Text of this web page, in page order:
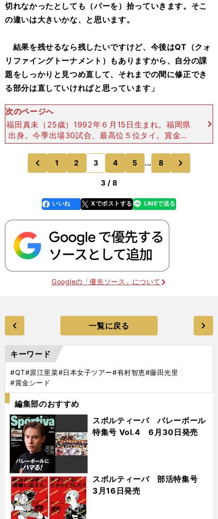
切れなかったとしても（パーを）拾っていきます。そこ
の違いは大きいかな、と思います。
結果を残せるなら残したいですけど、今後はQT（クォ
リファイングトーナメント）もありますから、自分の課
題をしっかりと見つめ直して、それまでの間に修正でき
る部分は直していければと思っています」
次のページへ
福田真未（25歳）1992年６月15日生まれ。福岡県
出身。今季出場30試合、最高位５位タイ。賞金ラ
ンキング56位（獲得賞金1723万7466円）。「前半
戦はショットが大変なことになっていて、ゴルフに
な
前
のページへ
1 2 3 4 5 ... 8
3 / 8
faceboo
k
いいね Xでポストする
line LINEで送る
Googleの「優先ソース」について
一覧に戻る
キーワード
#QT#原江里菜#日本女子ツアー#有村智恵#藤田光里
#賞金シード
編集部のおすすめ
スポルティーバ バレーボール
特集号 Vol.4 6月30日発売
スポルティーバ 部活特集号
3月16日発売